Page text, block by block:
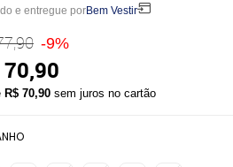
e entregue porBem Vestir
-9%
70,90
R$ 70,90 sem juros no cartão